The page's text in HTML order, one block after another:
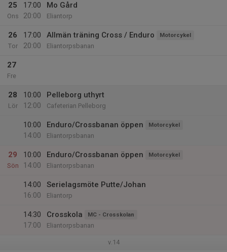
25
Ons
17:00
20:00
Mo Gård
Eliantorp
26
Tor
17:00
20:00
Allmän träning Cross / Enduro Motorcykel
Eliantorpsbanan
27
Fre
28
Lör
10:00
12:00
Pelleborg uthyrt
Cafeterian Pelleborg
10:00
14:00
Enduro/Crossbanan öppen Motorcykel
Eliantorpsbanan
29
Sön
10:00
14:00
Enduro/Crossbanan öppen Motorcykel
Eliantorpsbanan
14:00
16:00
Serielagsmöte Putte/Johan
Eliantorp
14:30
17:00
Crosskola MC - Crosskolan
Eliantorpsbanan
v.14